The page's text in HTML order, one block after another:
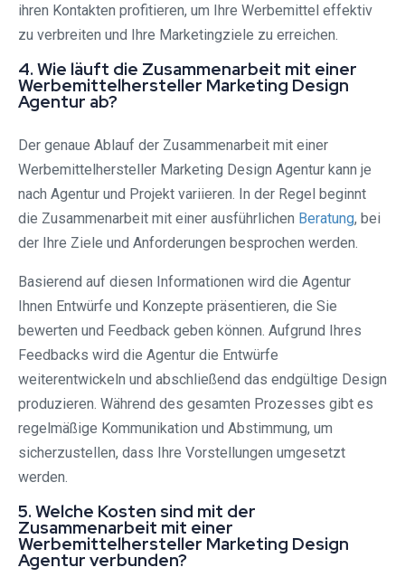
ihren Kontakten profitieren, um Ihre Werbemittel effektiv
zu verbreiten und Ihre Marketingziele zu erreichen.
4. Wie läuft die Zusammenarbeit mit einer
Werbemittelhersteller Marketing Design
Agentur ab?
Der genaue Ablauf der Zusammenarbeit mit einer
Werbemittelhersteller Marketing Design Agentur kann je
nach Agentur und Projekt variieren. In der Regel beginnt
die Zusammenarbeit mit einer ausführlichen Beratung, bei
der Ihre Ziele und Anforderungen besprochen werden.
Basierend auf diesen Informationen wird die Agentur
Ihnen Entwürfe und Konzepte präsentieren, die Sie
bewerten und Feedback geben können. Aufgrund Ihres
Feedbacks wird die Agentur die Entwürfe
weiterentwickeln und abschließend das endgültige Design
produzieren. Während des gesamten Prozesses gibt es
regelmäßige Kommunikation und Abstimmung, um
sicherzustellen, dass Ihre Vorstellungen umgesetzt
werden.
5. Welche Kosten sind mit der
Zusammenarbeit mit einer
Werbemittelhersteller Marketing Design
Agentur verbunden?